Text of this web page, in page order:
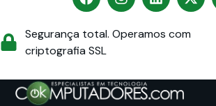
Segurança total. Operamos com
criptografia SSL